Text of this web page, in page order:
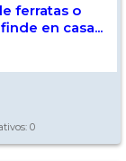
ferratas o
en casa...
0